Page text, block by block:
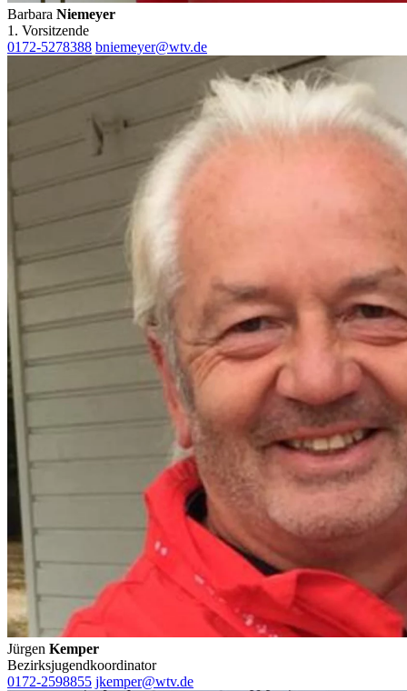
Barbara Niemeyer
1. Vorsitzende
0172-5278388 bniemeyer@wtv.de
Jürgen Kemper
Bezirksjugendkoordinator
0172-2598855 jkemper@wtv.de